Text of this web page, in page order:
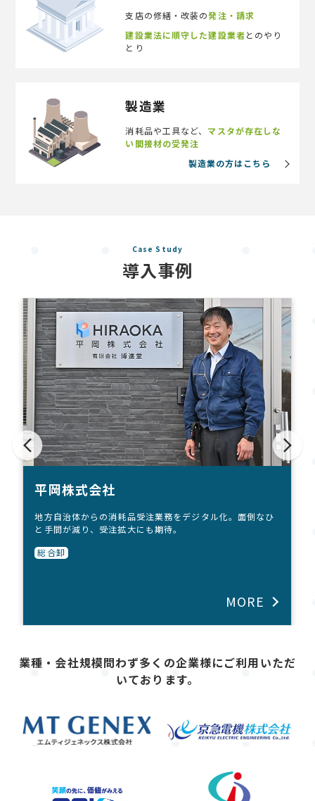
支店の修繕・改装の発注・請求
建設業法に順守した建設業者とのやり
とり
製造業
消耗品や工具など、 マスタが存在しな
い間接材の受発注
製造業の方はこちら
Case Study
導入事例
平岡株式会社
地方自治体からの消耗品受注業務をデジタル化。面倒なひ
と手間が減り、受注拡大にも期待。
総合卸
MORE
業種・会社規模問わず多くの企業様にご利用いただ
いております。